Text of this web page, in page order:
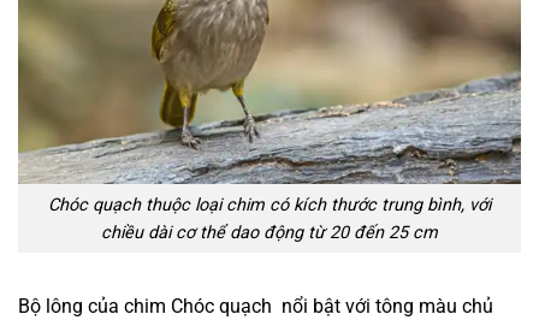
Chóc quạch thuộc loại chim có kích thước trung bình, với
chiều dài cơ thể dao động từ 20 đến 25 cm
Bộ lông của chim Chóc quạch nổi bật với tông màu chủ